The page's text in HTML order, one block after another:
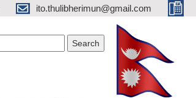
ito.thulibherimun@gmail.com